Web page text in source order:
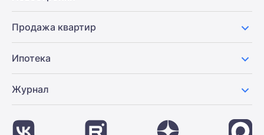
Продажа квартир
Ипотека
Журнал